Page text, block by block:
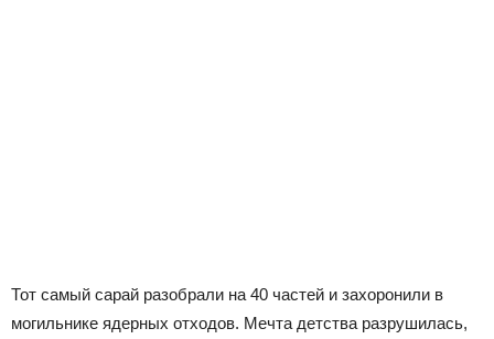
Тот самый сарай разобрали на 40 частей и захоронили в
могильнике ядерных отходов. Мечта детства разрушилась,